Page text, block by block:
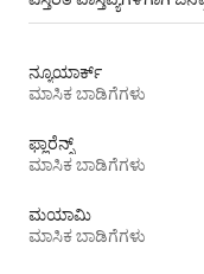
ನ್ಯೂಯಾರ್ಕ್
ಮಾಸಿಕ ಬಾಡಿಗೆಗಳು
ಫ್ಲಾರೆನ್ಸ್
ಮಾಸಿಕ ಬಾಡಿಗೆಗಳು
ಮಯಾಮಿ
ಮಾಸಿಕ ಬಾಡಿಗೆಗಳು